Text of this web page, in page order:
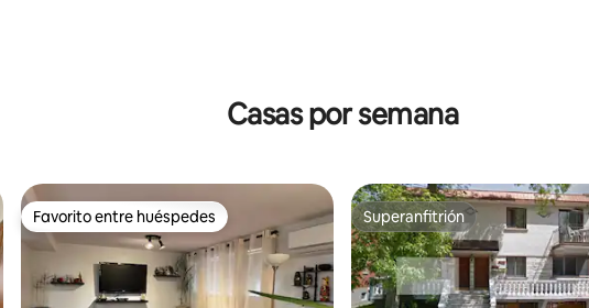
Casas por semana
Favorito entre huéspedes
Favorito entre huéspedes Superanfitrión
Superanfitrión